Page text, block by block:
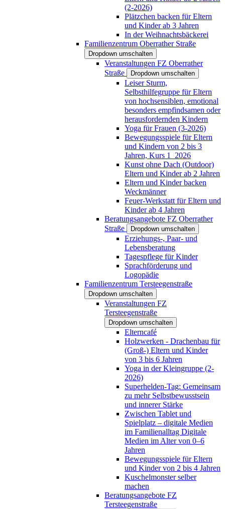
(2-2026)
Plätzchen backen für Eltern
und Kinder ab 3 Jahren
In der Weihnachtsbäckerei
Familienzentrum Oberrather Straße
Dropdown umschalten
Veranstaltungen FZ Oberrather
Straße
Dropdown umschalten
Leiser Sturm,
Selbsthilfegruppe für Eltern
von hochsensiblen, emotional
besonders empfindsamen oder
herausfordernden Kindern
Yoga für Frauen (3-2026)
Bewegungsspiele für Eltern
und Kindern von 2 bis 3
Jahren, Kurs 1_2026
Kunst ohne Dach (Outdoor)
Eltern und Kinder ab 2 Jahren
Eltern und Kinder backen
Weckmänner
Feuer-Werkstatt für Eltern und
Kinder ab 4 Jahren
Beratungsangebote FZ Oberrather
Straße
Dropdown umschalten
Erziehungs-, Paar- und
Lebensberatung
Tagespflege für Kinder
Sprachförderung und
Logopädie
Familienzentrum Tersteegenstraße
Dropdown umschalten
Veranstaltungen FZ
Tersteegenstraße
Dropdown umschalten
Elterncafé
Holzwerken - Drachenbau für
(Groß-) Eltern und Kinder
von 3 bis 6 Jahren
Yoga in der Kleingruppe (2-
2026)
Superhelden-Tag: Gemeinsam
zu mehr Selbstbewusstsein
und innerer Stärke
Zwischen Tablet und
Spielplatz – digitale Medien
im Familienalltag Digitale
Medien im Alter von 0–6
Jahren
Bewegungsspiele für Eltern
und Kinder von 2 bis 4 Jahren
Kuschelmonster selber
machen
Beratungsangebote FZ
Tersteegenstraße